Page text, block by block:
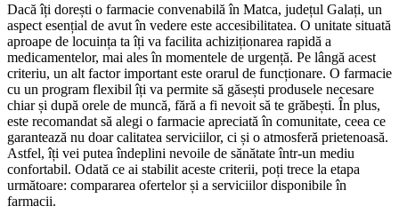
Dacă îți dorești o farmacie convenabilă în Matca, județul Galați, un
aspect esențial de avut în vedere este accesibilitatea. O unitate situată
aproape de locuința ta îți va facilita achiziționarea rapidă a
medicamentelor, mai ales în momentele de urgență. Pe lângă acest
criteriu, un alt factor important este orarul de funcționare. O farmacie
cu un program flexibil îți va permite să găsești produsele necesare
chiar și după orele de muncă, fără a fi nevoit să te grăbești. În plus,
este recomandat să alegi o farmacie apreciată în comunitate, ceea ce
garantează nu doar calitatea serviciilor, ci și o atmosferă prietenoasă.
Astfel, îți vei putea îndeplini nevoile de sănătate într-un mediu
confortabil. Odată ce ai stabilit aceste criterii, poți trece la etapa
următoare: compararea ofertelor și a serviciilor disponibile în
farmacii.